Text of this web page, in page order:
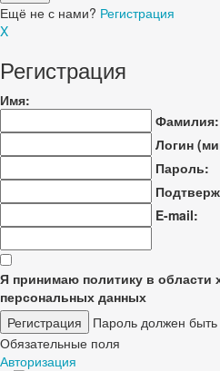
Ещё не с нами? Регистрация
X
Регистрация
Имя:
Фамилия:
Логин
Пароль:
E-mail:
Я принимаю политику в области
персональных данных
Пароль должен
Обязательные поля
Авторизация